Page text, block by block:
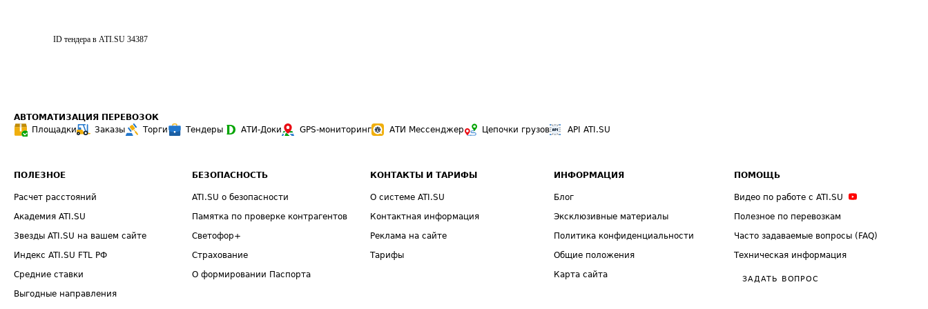
ID тендера в ATI.SU 34387
АВТОМАТИЗАЦИЯ ПЕРЕВОЗОК
Площадки
Заказы Торги Тендеры АТИ-Доки GPS-мониторинг АТИ Мессенджер Цепочки грузов API ATI.SU
ПОЛЕЗНОЕ
Расчет расстояний
Академия ATI.SU
Звезды ATI.SU на вашем сайте
Индекс ATI.SU FTL РФ
Средние ставки
Выгодные направления
БЕЗОПАСНОСТЬ
ATI.SU о безопасности
Памятка по проверке контрагентов
Светофор+
Страхование
О формировании Паспорта
КОНТАКТЫ И ТАРИФЫ
О системе ATI.SU
Контактная информация
Реклама на сайте
Тарифы
ИНФОРМАЦИЯ
Блог
Эксклюзивные материалы
Политика конфиденциальности
Общие положения
Карта сайта
ПОМОЩЬ
Видео по работе с ATI.SU
Полезное по перевозкам
Часто задаваемые вопросы (FAQ)
Техническая информация
ЗАДАТЬ ВОПРОС